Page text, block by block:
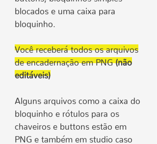
blocados e uma caixa para
bloquinho.
Você receberá todos os arquivos
de encadernação em PNG (não
editáveis)
Alguns arquivos como a caixa do
bloquinho e rótulos para os
chaveiros e buttons estão em
PNG e também em studio caso